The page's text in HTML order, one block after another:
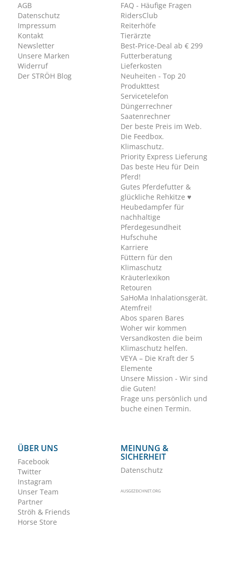
AGB
Datenschutz
Impressum
Kontakt
Newsletter
Unsere Marken
Widerruf
Der STRÖH Blog
FAQ - Häufige Fragen
RidersClub
Reiterhöfe
Tierärzte
Best-Price-Deal ab € 299
Futterberatung
Lieferkosten
Neuheiten - Top 20
Produkttest
Servicetelefon
Düngerrechner
Saatenrechner
Der beste Preis im Web.
Die Feedbox.
Klimaschutz.
Priority Express Lieferung
Das beste Heu für Dein
Pferd!
Gutes Pferdefutter &
glückliche Rehkitze ♥
Heubedampfer für
nachhaltige
Pferdegesundheit
Hufschuhe
Karriere
Füttern für den
Klimaschutz
Kräuterlexikon
Retouren
SaHoMa Inhalationsgerät.
Atemfrei!
Abos sparen Bares
Woher wir kommen
Versandkosten die beim
Klimaschutz helfen.
VEYA – Die Kraft der 5
Elemente
Unsere Mission - Wir sind
die Guten!
Frage uns persönlich und
buche einen Termin.
ÜBER UNS
Facebook
Twitter
Instagram
Unser Team
Partner
Ströh & Friends
Horse Store
MEINUNG &
SICHERHEIT
Datenschutz
AUSGEZEICHNET.ORG